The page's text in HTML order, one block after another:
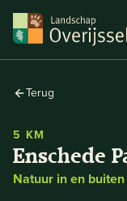
Terug
5 KM
Enschede
Natuur in en